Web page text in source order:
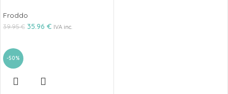
Froddo
39.95€ 35.96 € IVA inc.
-50%